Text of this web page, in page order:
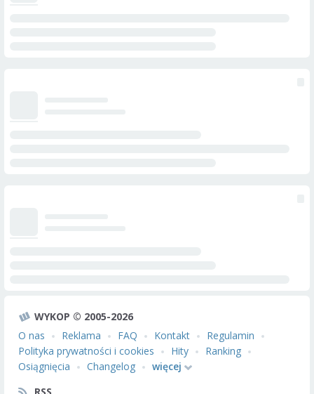
WYKOP © 2005-2026
O nas
Reklama FAQ Kontakt
Regulamin
Polityka prywatności i cookies
Hity
Ranking
Osiągnięcia
Changelog
więcej